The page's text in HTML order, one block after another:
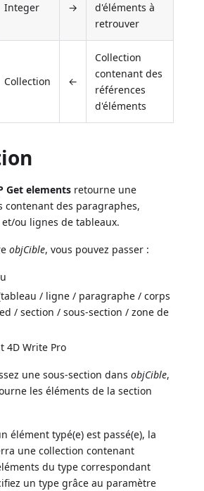
Integer →
d'éléments à
retrouver
Collection ←
Collection
contenant des
références
d'éléments
Get elements retourne une
contenant des paragraphes,
ou lignes de tableaux.
objCible, vous pouvez passer :
/ ligne / paragraphe / corps
/ section / sous-section / zone de
4D Write Pro
une sous-section dansobjCible,
les éléments de la section
élément typé(e) est passé(e), la
une collection contenant
du type correspondant
un type grâce au paramètre